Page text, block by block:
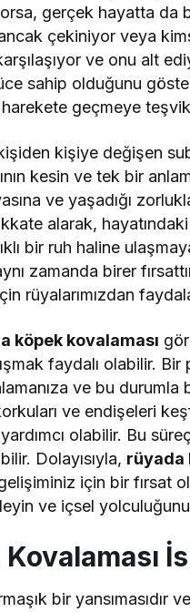
gerçek hayatta da
çekiniyor veya
ve onu alt
sahip olduğunu
geçmeye
kişiden kişiye değişen
kesin ve tek bir
ve yaşadığı
alarak,
bir ruh haline
zamanda birer
rüyalarımızdan
köpek kovalaması
faydalı olabilir.
ve bu durumla
ve endişeleri
olabilir. Bu
Dolayısıyla, rüyada
için bir fırsat
ve içsel
bir yansımasıdır